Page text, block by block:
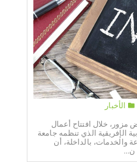
الأخبار
مزور، خلال افتتاح أعمال
الإفريقية الذي تنظمه جامعة
والخدمات، بالداخلة، أن
ن...